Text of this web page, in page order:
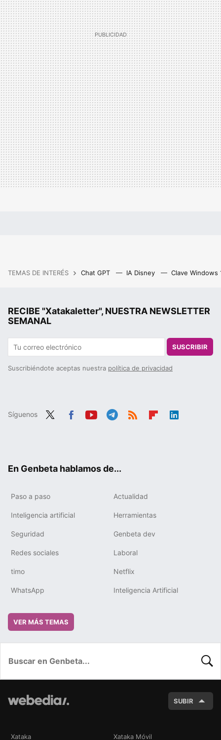
TEMAS DE INTERÉS Chat GPT IA Disney Clave Windows
RECIBE "Xatakaletter", NUESTRA NEWSLETTER
SEMANAL
SUSCRIBIR
Suscribiéndote aceptas nuestra política de privacidad
Síguenos
En Genbeta hablamos de...
Paso a paso Actualidad
Inteligencia artificial Herramientas
Seguridad Genbeta dev
Redes sociales Laboral
timo Netflix
WhatsApp Inteligencia Artificial
VER MÁS TEMAS
SUBIR
Xataka Xataka Móvil